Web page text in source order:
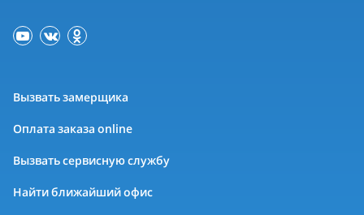
Вызвать замерщика
Оплата заказа online
Вызвать сервисную службу
Найти ближайший офис